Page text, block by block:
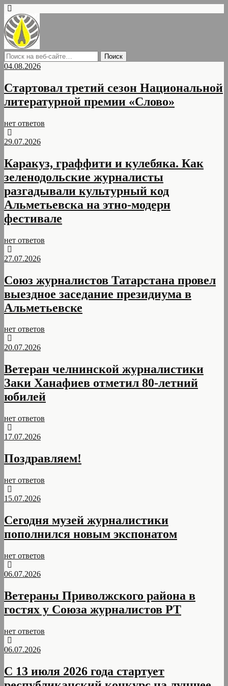
04.08.2026
Стартовал третий сезон Национальной
литературной премии «Слово»
нет ответов
29.07.2026
Каракуз, граффити и кулебяка. Как
зеленодольские журналисты
разгадывали культурный код
Альметьевска на этно-модерн
фестивале
нет ответов
27.07.2026
Союз журналистов Татарстана провел
выездное заседание президиума в
Альметьевске
нет ответов
20.07.2026
Ветеран челнинской журналистики
Заки Ханафиев отметил 80-летний
юбилей
нет ответов
17.07.2026
Поздравляем!
нет ответов
15.07.2026
Сегодня музей журналистики
пополнился новым экспонатом
нет ответов
06.07.2026
Ветераны Приволжского района в
гостях у Союза журналистов РТ
нет ответов
06.07.2026
С 13 июля 2026 года стартует